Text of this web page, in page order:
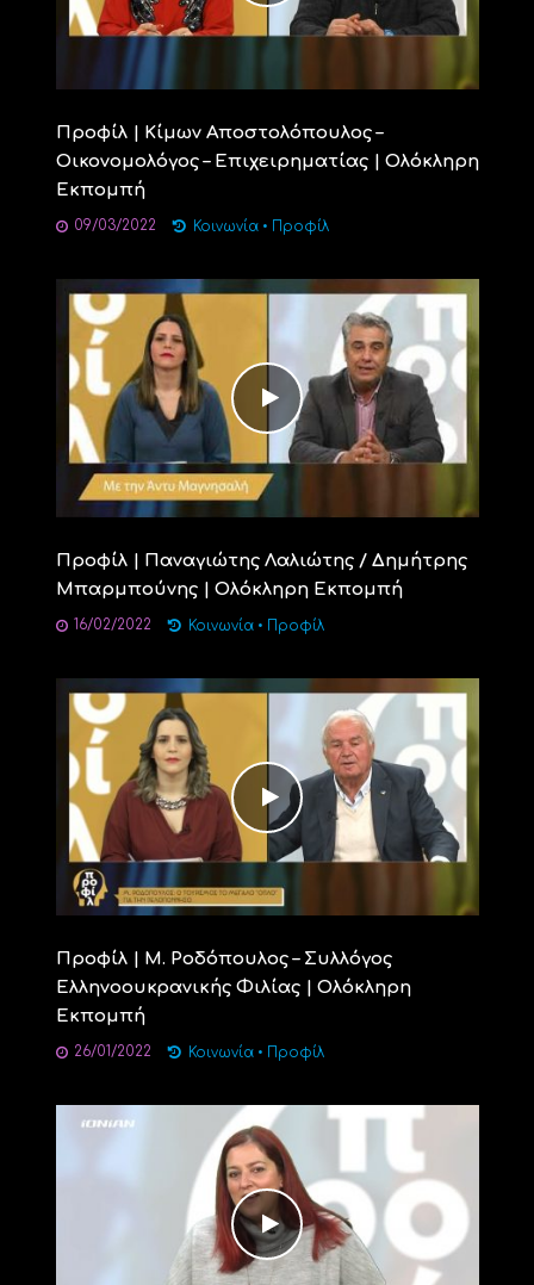
Προφίλ | Κίμων Αποστολόπουλος –
Οικονομολόγος – Επιχειρηματίας | Ολόκληρη
Εκπομπή
09/03/2022 Κοινωνία • Προφίλ
Προφίλ | Παναγιώτης Λαλιώτης / Δημήτρης
Μπαρμπούνης | Ολόκληρη Εκπομπή
16/02/2022 Κοινωνία • Προφίλ
Προφίλ | Μ. Ροδόπουλος – Συλλόγος
Ελληνοουκρανικής Φιλίας | Ολόκληρη
Εκπομπή
26/01/2022 Κοινωνία • Προφίλ